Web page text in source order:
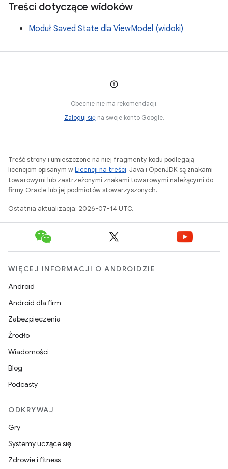
Treści dotyczące widoków
Moduł Saved State dla ViewModel (widoki)
Obecnie nie ma rekomendacji.
Zaloguj sięna swoje konto Google.
Treść strony i umieszczone na niej fragmenty kodu podlegają
licencjom opisanym wLicencji na treści. Java i OpenJDK są znakami
towarowymi lub zastrzeżonymi znakami towarowymi należącymi do
firmy Oracle lub jej podmiotów stowarzyszonych.
Ostatnia aktualizacja: 2026-07-14 UTC.
WIĘCEJ INFORMACJI O ANDROIDZIE
Android
Android dla firm
Zabezpieczenia
Źródło
Wiadomości
Blog
Podcasty
ODKRYWAJ
Gry
Systemy uczące się
Zdrowie i fitness